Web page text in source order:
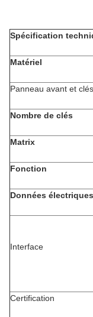
Spécification
Matériel
Panneau avant et clés
Nombre de clés
Matrix
Fonction
Données électriques
Interface
Certification